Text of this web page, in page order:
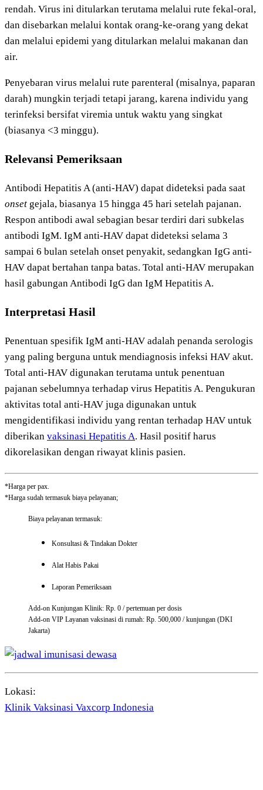
rendah. Virus ini ditularkan terutama melalui rute fekal-oral,
dan disebarkan melalui kontak orang-ke-orang yang dekat
dan melalui epidemi yang ditularkan melalui makanan dan
air.
Penyebaran virus melalui rute parenteral (misalnya, paparan
darah) mungkin terjadi tetapi jarang, karena individu yang
terinfeksi bersifat viremia untuk waktu yang singkat
(biasanya <3 minggu).
Relevansi Pemeriksaan
Antibodi Hepatitis A (anti-HAV) dapat dideteksi pada saat
onset gejala, biasanya 15 hingga 45 hari setelah pajanan.
Respon antibodi awal sebagian besar terdiri dari subkelas
antibodi IgM. IgM anti-HAV dapat dideteksi selama 3
sampai 6 bulan setelah onset penyakit, sedangkan IgG anti-
HAV dapat bertahan tanpa batas. Total anti-HAV merupakan
hasil gabungan Antibodi IgG dan IgM Hepatitis A.
Interpretasi Hasil
Penentuan spesifik IgM anti-HAV adalah penanda serologis
yang paling berguna untuk mendiagnosis infeksi HAV akut.
Total anti-HAV digunakan terutama untuk penentuan
pajanan sebelumnya terhadap virus Hepatitis A. Pengukuran
aktivitas total anti-HAV juga digunakan untuk
mengidentifikasi individu yang rentan terhadap HAV untuk
diberikan vaksinasi Hepatitis A. Hasil positif harus
dikorelasikan dengan riwayat klinis pasien.
*Harga per pax.
*Harga sudah termasuk biaya pelayanan;
Biaya pelayanan termasuk:
Konsultasi & Tindakan Dokter
Alat Habis Pakai
Laporan Pemeriksaan
Add-on Kunjungan Klinik: Rp. 0 / pertemuan per dosis
Add-on VIP Layanan vaksinasi di rumah: Rp. 500,000 / kunjungan (DKI
Jakarta)
Lokasi:
Klinik Vaksinasi Vaxcorp Indonesia